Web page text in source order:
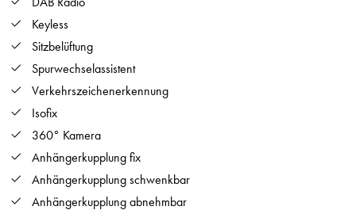
Keyless
Sitzbelüftung
Spurwechselassistent
Verkehrszeichenerkennung
Isofix
360° Kamera
Anhängerkupplung fix
Anhängerkupplung schwenkbar
Anhängerkupplung abnehmbar